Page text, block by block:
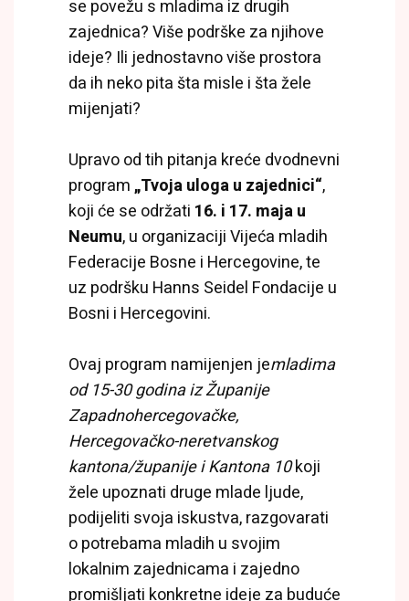
se povežu s mladima iz drugih
zajednica? Više podrške za njihove
ideje? Ili jednostavno više prostora
da ih neko pita šta misle i šta žele
mijenjati?
Upravo od tih pitanja kreće dvodnevni
program„Tvoja uloga u zajednici“,
koji će se održati 16. i 17. maja u
Neumu, u organizaciji Vijeća mladih
Federacije Bosne i Hercegovine, te
uz podršku Hanns Seidel Fondacije u
Bosni i Hercegovini.
Ovaj program namijenjen jemladima
od 15-30 godina iz Županije
Zapadnohercegovačke,
Hercegovačko-neretvanskog
kantona/županije i Kantona 10koji
žele upoznati druge mlade ljude,
podijeliti svoja iskustva, razgovarati
o potrebama mladih u svojim
lokalnim zajednicama i zajedno
promišljati konkretne ideje za buduće